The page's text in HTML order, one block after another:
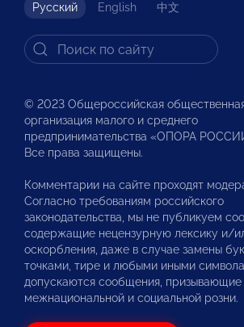
Русский English 中文
© 2023 Общероссийская
организация малого и среднего
предпринимательства «ОПОРА
Все права защищены.
Комментарии на сайте проходят
Согласно требованиям российского
законодательства, мы не публикуем
содержащие нецензурную лексику и/
оскорбления, даже в случае замены
точками, тире и любыми иными
допускаются сообщения, призывающие
межнациональной и социальной розни.